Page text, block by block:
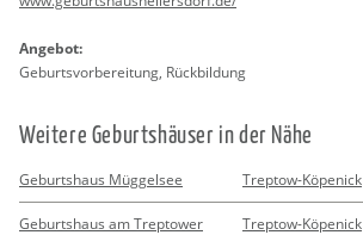
An­ge­bot:
Ge­burts­vor­be­rei­tung, Rück­bil­dung
Wei­te­re Ge­burts­häu­ser in der Nähe
Geburtshaus Müggelsee Treptow-Köpenick
Geburtshaus am Treptower
Treptow-Köpenick